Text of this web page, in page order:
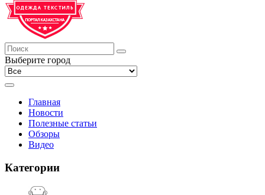
Выберите город
Главная
Новости
Полезные статьи
Обзоры
Видео
Категории